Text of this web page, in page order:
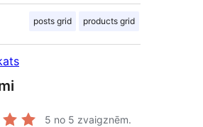
posts grid products grid
5 no 5 zvaigznēm.